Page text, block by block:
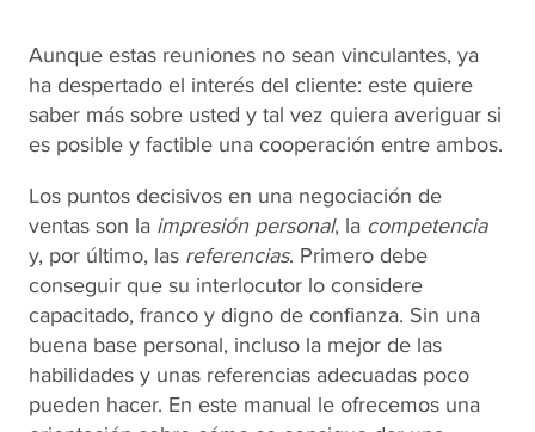
Aunque estas reuniones no sean vinculantes, ya
ha despertado el interés del cliente: este quiere
saber más sobre usted y tal vez quiera averiguar si
es posible y factible una cooperación entre ambos.
Los puntos decisivos en una negociación de
ventas son la impresión personal, la competencia
y, por último, las referencias. Primero debe
conseguir que su interlocutor lo considere
capacitado, franco y digno de confianza. Sin una
buena base personal, incluso la mejor de las
habilidades y unas referencias adecuadas poco
pueden hacer. En este manual le ofrecemos una